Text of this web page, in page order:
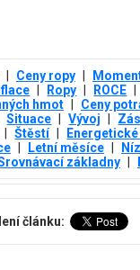
Ceny ropy
Ropy ROCE
hmot
Ceny
Situace Vývoj
Štěstí
Letní měsíce
základny
článku: